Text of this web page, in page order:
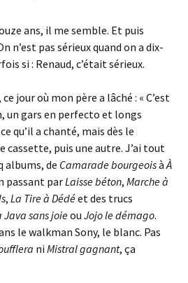
ans, il me semble. Et puis
n’est pas sérieux quand on a dix-
si : Renaud, c’était sérieux.
jour où mon père a lâché : « C’est
un gars en perfecto et longs
qu’il a chanté, mais dès le
cassette, puis une autre. J’ai tout
albums, de Camarade bourgeoisàÀ
passant parLaisse béton, Marche à
, La Tire à Dédéet des trucs
Java sans joieou Jojo le démago.
le walkman Sony, le blanc. Pas
ni Mistral gagnant, ça